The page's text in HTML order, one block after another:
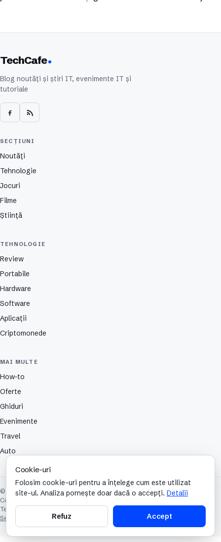
TechCafe
Blog noutăți și știri IT, evenimente IT și
tutoriale
SECȚIUNI
Noutăți
Tehnologie
Jocuri
Filme
Știință
TEHNOLOGIE
Review
Portabile
Hardware
Software
Aplicații
Criptomonede
MAI MULTE
How-to
Oferte
Ghiduri
Evenimente
Travel
Auto
© 2026 TechCafe. Toate drepturile rezervate.
Contact
Termeni și condiții
Setări cookie-uri
Cookie-uri
Folosim cookie-uri pentru a înțelege cum este utilizat
site-ul. Analiza pornește doar dacă o accepți. Detalii
Refuz Accept